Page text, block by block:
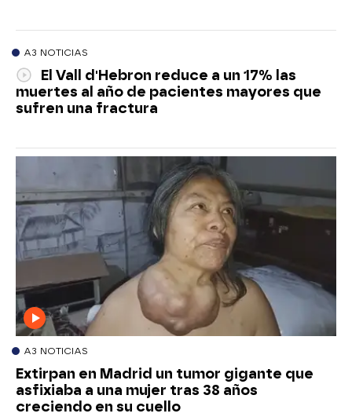
A3 NOTICIAS
El Vall d'Hebron reduce a un 17% las
muertes al año de pacientes mayores que
sufren una fractura
A3 NOTICIAS
Extirpan en Madrid un tumor gigante que
asfixiaba a una mujer tras 38 años
creciendo en su cuello